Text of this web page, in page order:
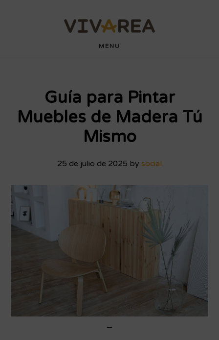
MENU
Guía para Pintar
Muebles de Madera Tú
Mismo
25 de julio de 2025 by social